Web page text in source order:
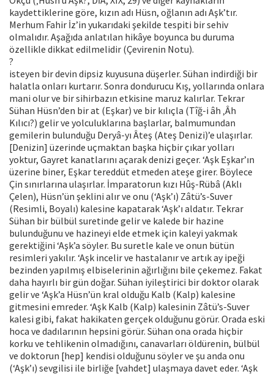
kaydettiklerine göre, kızın adı Hüsn, oğlanın adı Aşk’tır.
Merhum Fahir İz’in yukarıdaki şekilde tespiti bir sehiv
olmalıdır. Aşağıda anlatılan hikâye boyunca bu duruma
özellikle dikkat edilmelidir (Çevirenin Notu).
?
isteyen bir devin dipsiz kuyusuna düşerler. Sühan indirdiği bir
halatla onları kurtarır. Sonra dondurucu Kış, yollarında onlara
mani olur ve bir sihirbazın etkisine maruz kalırlar. Tekrar
Sühan Hüsn’den bir at (Eşkar) ve bir kılıçla (Tîğ-i âh ‚Âh
Kılıcı?) gelir ve yolculuklarına başlarlar, balmumundan
gemilerin bulunduğu Deryâ-yı Âteş (Ateş Denizi)’e ulaşırlar.
[Denizin] üzerinde uçmaktan başka hiçbir çıkar yolları
yoktur, Gayret kanatlarını açarak denizi geçer. ‘Aşk Eşkar’ın
üzerine biner, Eşkar tereddüt etmeden ateşe girer. Böylece
Çin sınırlarına ulaşırlar. İmparatorun kızı Hûş-Rübâ (Aklı
Çelen), Hüsn’ün şeklini alır ve onu (‘Aşk’ı) Zâtü’s-Suver
(Resimli, Boyalı) kalesine kapatarak ‘Aşk’ı aldatır. Tekrar
Sühan bir bülbül suretinde gelir ve kalede bir hazine
bulunduğunu ve hazineyi elde etmek için kaleyi yakmak
gerektiğini ‘Aşk’a söyler. Bu suretle kale ve onun bütün
resimleri yakılır. ‘Aşk incelir ve hastalanır ve artık ay ipeği
bezinden yapılmış elbiselerinin ağırlığını bile çekemez. Fakat
daha hayırlı bir gün doğar. Sühan iyileştirici bir doktor olarak
gelir ve ‘Aşk’a Hüsn’ün kral olduğu Kalb (Kalp) kalesine
gitmesini emreder. ‘Aşk Kalb (Kalp) kalesinin Zâtü’s-Suver
kalesi gibi, fakat hakikaten gerçek olduğunu görür. Orada eski
hoca ve dadılarının hepsini görür. Sühan ona orada hiçbir
korku ve tehlikenin olmadığını, canavarları öldürenin, bülbül
ve doktorun [hep] kendisi olduğunu söyler ve şu anda onu
(‘Aşk’ı) sevgilisi ile birliğe [vahdet] ulaşmaya davet eder. ‘Aşk